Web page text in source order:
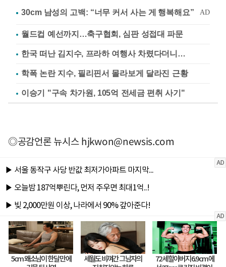
월드컵 예선까지…축구협회, 심판 성접대 파문
한국 떠난 김지수, 프라하 여행사 차렸다더니…
학폭 논란 지수, 필리핀서 몰라보게 달라진 근황
이승기 "구속 차가원, 105억 전세금 편취 사기"
◎공감언론 뉴시스hjkwon@newsis.com